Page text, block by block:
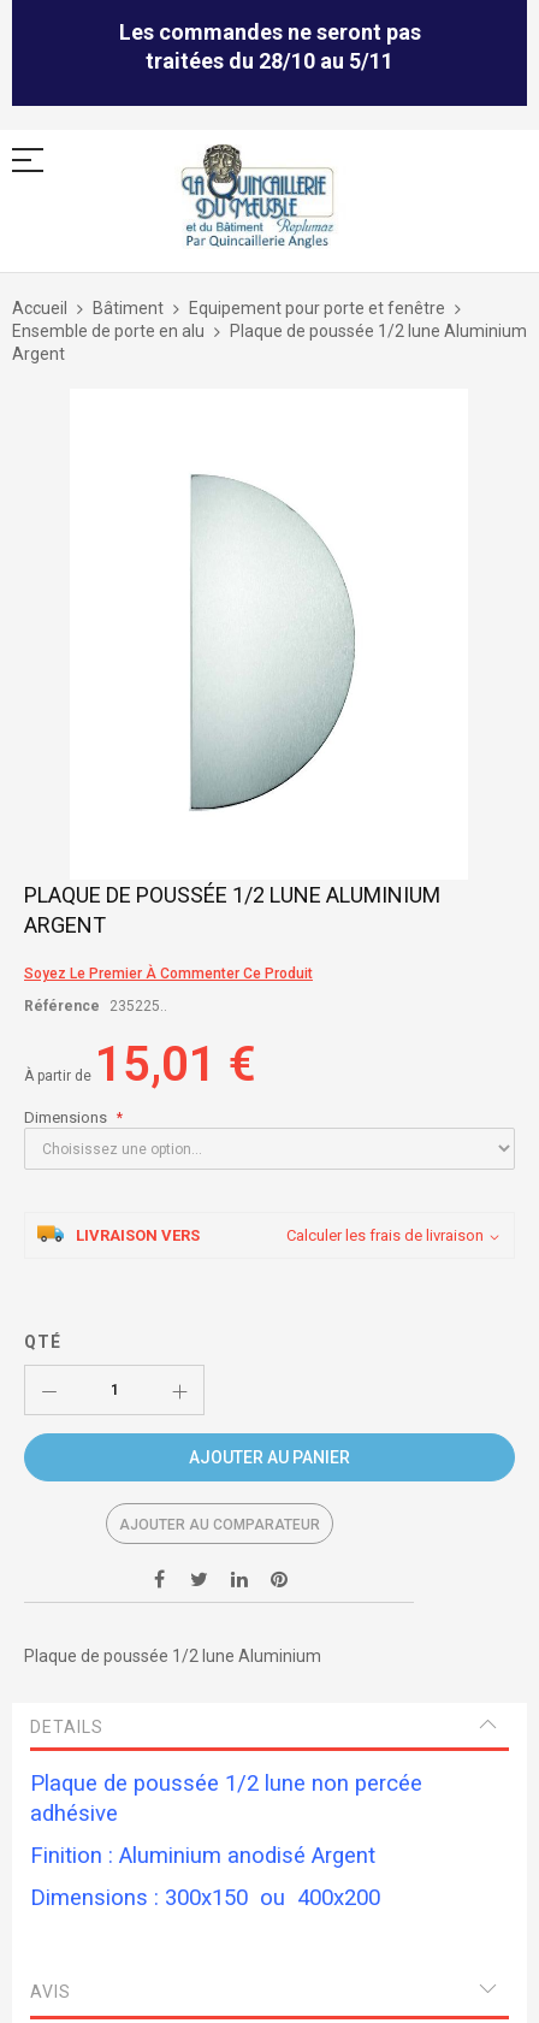
Les commandes ne seront pas
traitées du 28/10 au 5/11
Allez
contenu
Accueil Bâtiment
Equipement pour porte et fenêtre
Ensemble de porte en alu
Plaque de poussée 1/2 lune Aluminium
Argent
Skip
the
of
images
PLAQUE DE POUSSÉE 1/2 LUNE ALUMINIUM
ARGENT
Soyez Le Premier À Commenter Ce Produit
Référence
235225..
À partir de 15,01 €
Dimensions
LIVRAISON VERS Calculer les frais de livraison
QTÉ
AJOUTER AU PANIER
AJOUTER AU COMPARATEUR
Plaque de poussée 1/2 lune Aluminium
DETAILS
Plaque de poussée 1/2 lune non percée
adhésive
Finition : Aluminium anodisé Argent
Dimensions : 300x150 ou 400x200
AVIS